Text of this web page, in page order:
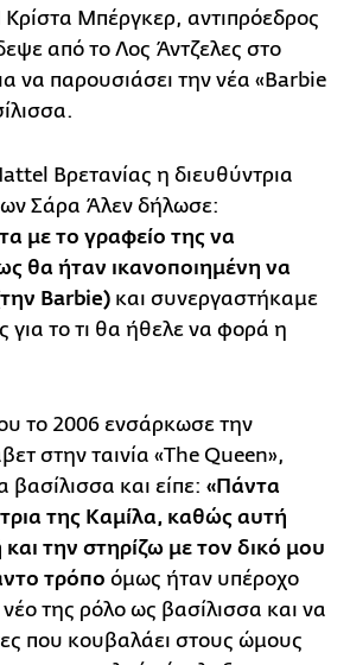
Μπέργκερ, αντιπρόεδρος
από το Λος Άντζελες στο
να παρουσιάσει την νέα «Barbie
Βρετανίας η διευθύντρια
Σάρα Άλεν δήλωσε:
με το γραφείο της να
θα ήταν ικανοποιημένη να
Barbie) και συνεργαστήκαμε
για το τι θα ήθελε να φορά η
το 2006 ενσάρκωσε την
στην ταινία «The Queen»,
βασίλισσα και είπε: «Πάντα
της Καμίλα, καθώς αυτή
την στηρίζω με τον δικό μου
τρόπο όμως ήταν υπέροχο
της ρόλο ως βασίλισσα και να
που κουβαλάει στους ώμους